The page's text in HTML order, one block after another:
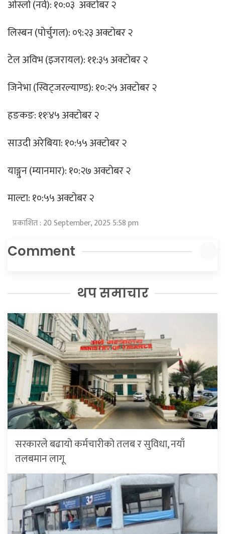
ओस्लो (नर्वे): १०:०३ अक्टोबर २
लिस्बन (पोर्चुगल): ०९:२३ अक्टोबर २
टेल अविभ (इजरायल): ११:३५ अक्टोबर २
जिनेभा (स्विट्जरल्याण्ड): १०:२५ अक्टोबर २
हङकङ: ११ः४५ अक्टोबर २
साउदी अरेबिया: १०:५५ अक्टोबर २
याङ्गुन (म्यानमार): १०:२७ अक्टोबर २
माल्टा: १०:५५ अक्टोबर २
प्रकाशित : 20 September, 2025 5:58 pm
Comment
थप समाचार
सरकारले बढायो कर्मचारीको तलब र सुविधा, नयाँ
तलबमान लागू